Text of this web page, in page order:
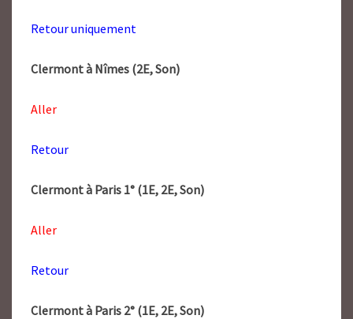
Retour uniquement
Clermont à Nîmes (2E, Son)
Aller
Retour
Clermont à Paris 1° (1E, 2E, Son)
Aller
Retour
Clermont à Paris 2° (1E, 2E, Son)